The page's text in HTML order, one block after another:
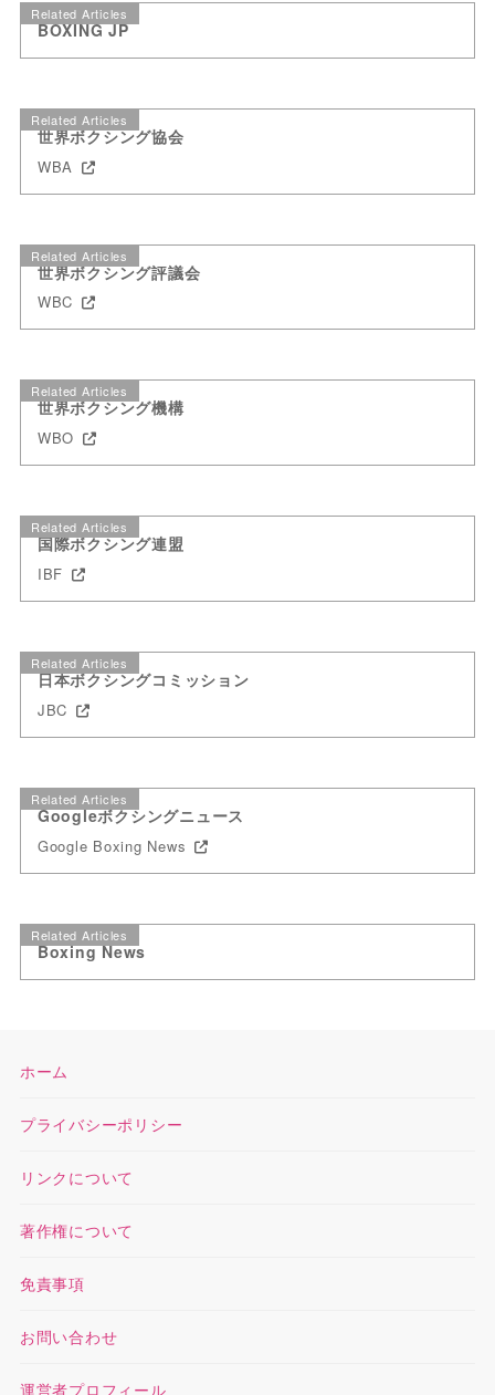
Related Articles
BOXING JP
Related Articles
世界ボクシング協会
WBA
Related Articles
世界ボクシング評議会
WBC
Related Articles
世界ボクシング機構
WBO
Related Articles
国際ボクシング連盟
IBF
Related Articles
日本ボクシングコミッション
JBC
Related Articles
Googleボクシングニュース
Google Boxing News
Related Articles
Boxing News
ホーム
プライバシーポリシー
リンクについて
著作権について
免責事項
お問い合わせ
運営者プロフィール